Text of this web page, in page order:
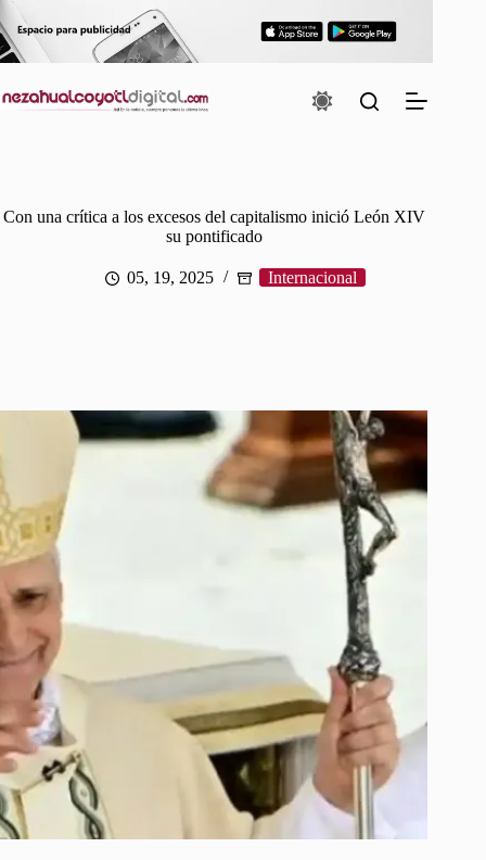
Saltar
al
contenido
Con una crítica a los excesos del capitalismo inició León XIV
su pontificado
05, 19, 2025 Internacional